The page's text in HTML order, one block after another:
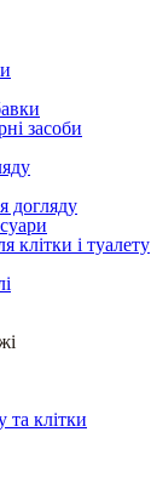
засоби
догляду
клітки і туалету
та клітки